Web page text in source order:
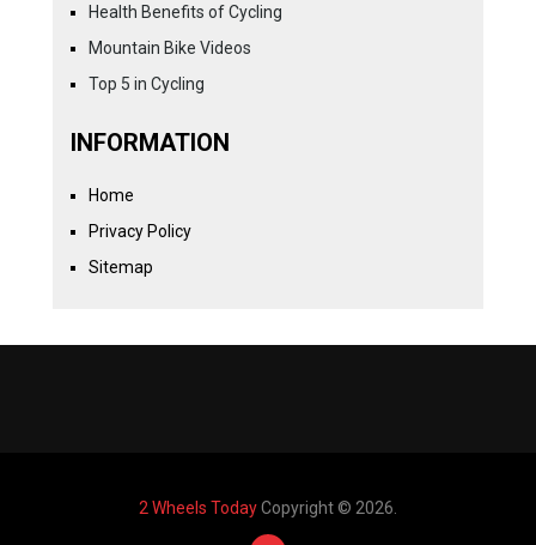
Health Benefits of Cycling
Mountain Bike Videos
Top 5 in Cycling
INFORMATION
Home
Privacy Policy
Sitemap
2 Wheels TodayCopyright © 2026.